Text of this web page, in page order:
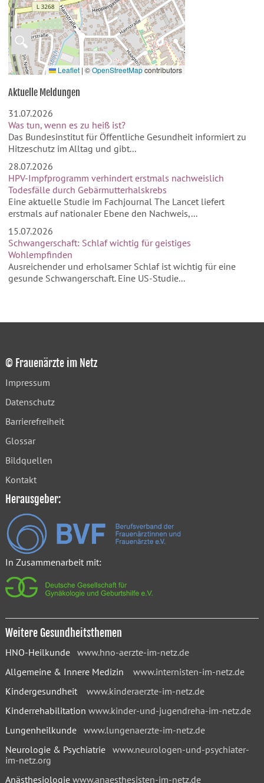
🔍
Leaflet | ©OpenStreetMapcontributors
Aktuelle Meldungen
31.07.2026
Was tun, wenn es zu heiß ist?
Das Bundesinstitut für Öffentliche Gesundheit informiert zu
Hitzeschutz im Alltag und gibt...
28.07.2026
HPV-Impfprogramm verhindert erstmals nachweislich
Todesfälle durch Gebärmutterhalskrebs
Eine aktuelle Studie im Fachjournal The Lancet liefert
erstmals auf nationaler Ebene den Nachweis,...
15.07.2026
Schwangerschaft: Schlaf wichtig für geistiges
Wohlempfinden
Ausreichender und erholsamer Schlaf ist wichtig für eine
gesunde Schwangerschaft. Eine US-Studie...
© Frauenärzte im Netz
Impressum
Datenschutz
Barrierefreiheit
Glossar
Bildquellen
Kontakt
Herausgeber:
In Zusammenarbeit mit:
Weitere Gesundheitsthemen
HNO-Heilkunde www.hno-aerzte-im-netz.de
Allgemeine & Innere Medizin www.internisten-im-netz.de
Kindergesundheit www.kinderaerzte-im-netz.de
Kinderrehabilitation www.kinder-und-jugendreha-im-netz.de
Lungenheilkunde www.lungenaerzte-im-netz.de
Neurologie & Psychiatrie www.neurologen-und-psychiater-
im-netz.org
Anästhesiologie www.anaesthesisten-im-netz.de